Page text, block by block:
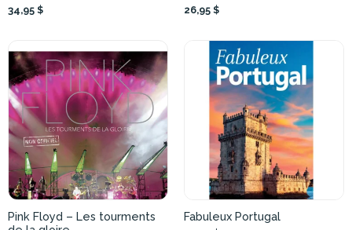
34,95 $ 26,95 $
Pink Floyd – Les tourments
Fabuleux Portugal